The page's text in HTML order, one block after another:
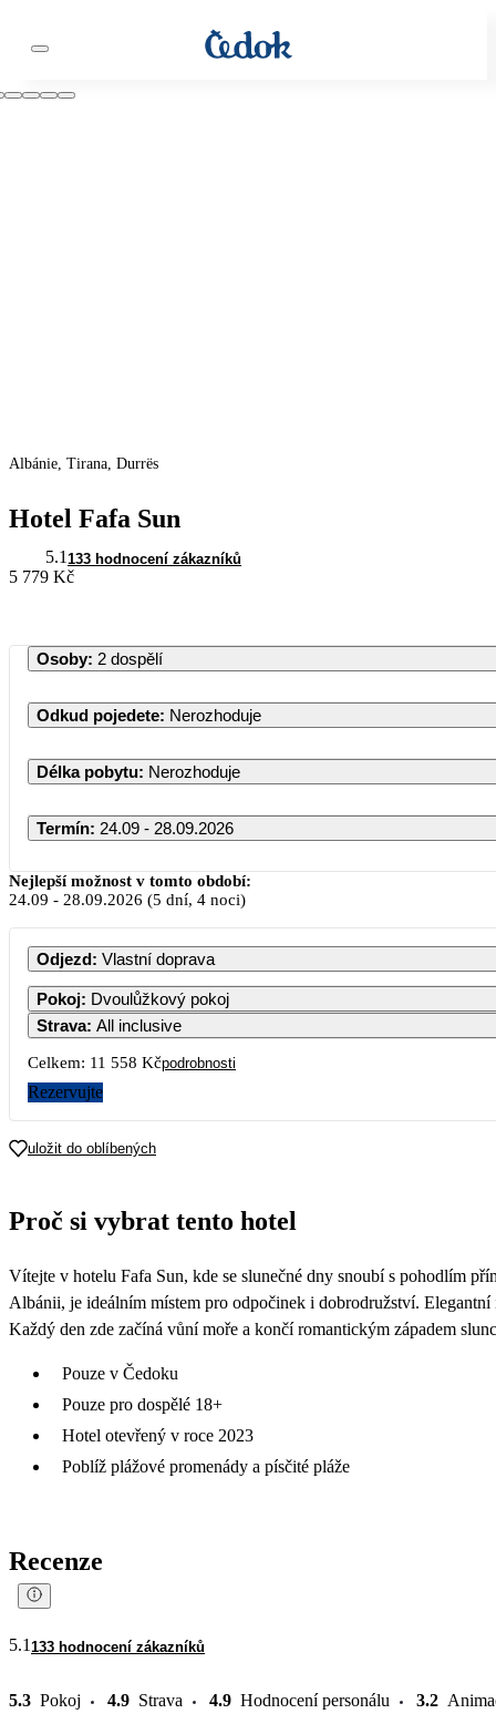
Albánie, Tirana, Durrës
Hotel Fafa Sun
5.1 133 hodnocení zákazníků
5 779 Kč
Osoby: 2 dospělí
Odkud pojedete: Nerozhoduje
Délka pobytu: Nerozhoduje
Termín: 24.09 - 28.09.2026
Nejlepší možnost v tomto období:
24.09 - 28.09.2026 (5 dní, 4 noci)
Odjezd: Vlastní doprava
Pokoj: Dvoulůžkový pokoj
Strava: All inclusive
Celkem: 11 558 Kčpodrobnosti
Rezervujte
uložit do oblíbených
Proč si vybrat tento hotel
Vítejte v hotelu Fafa Sun, kde se slunečné dny snoubí s pohodlím
Albánii, je ideálním místem pro odpočinek i dobrodružství.
Každý den zde začíná vůní moře a končí romantickým západem
Pouze v Čedoku
Pouze pro dospělé 18+
Hotel otevřený v roce 2023
Poblíž plážové promenády a písčité pláže
Recenze
5.1 133 hodnocení zákazníků
5.3 Pokoj 4.9 Strava 4.9 Hodnocení personálu 3.2